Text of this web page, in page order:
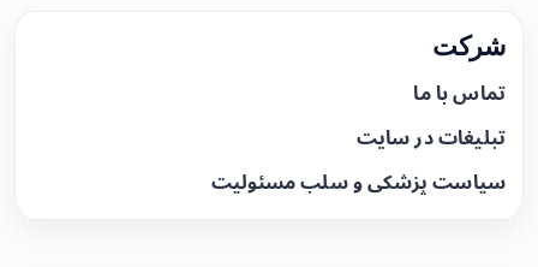
شرکت
تماس با ما
تبلیغات در سایت
سیاست پزشکی و سلب مسئولیت